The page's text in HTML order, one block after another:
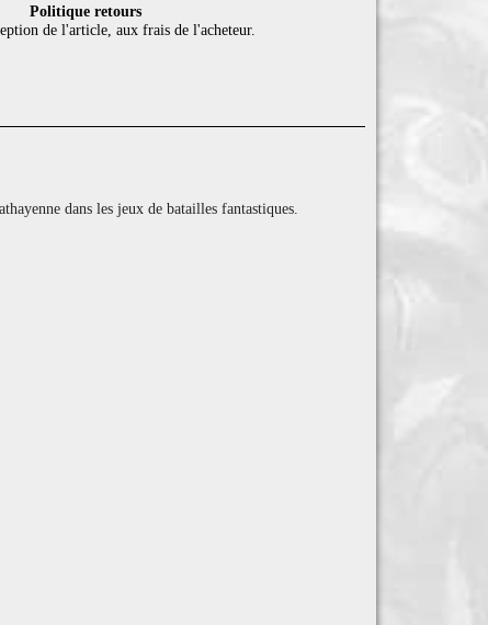
Politique retours
de l'article, aux frais de l'acheteur.
dans les jeux de batailles fantastiques.